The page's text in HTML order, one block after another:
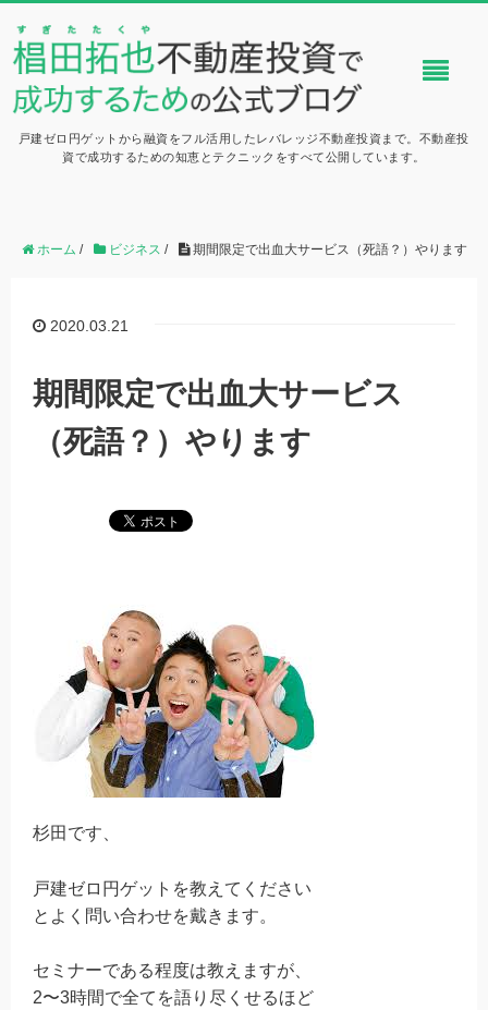
戸建ゼロ円ゲットから融資をフル活用したレバレッジ不動産投資まで。不動産投
資で成功するための知恵とテクニックをすべて公開しています。
ホーム / ビジネス / 期間限定で出血大サービス（死語？）やります
2020.03.21
期間限定で出血大サービス
（死語？）やります
杉田です、
戸建ゼロ円ゲットを教えてください
とよく問い合わせを戴きます。
セミナーである程度は教えますが、
2〜3時間で全てを語り尽くせるほど